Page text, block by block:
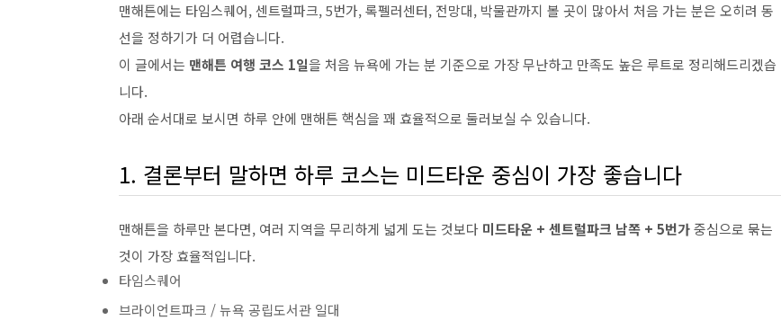
맨해튼에는 타임스퀘어, 센트럴파크, 5번가, 록펠러센터, 전망대, 박물관까지 볼 곳이 많아서 처음 가는 분은 오히려 동
선을 정하기가 더 어렵습니다.
이 글에서는 맨해튼 여행 코스 1일을 처음 뉴욕에 가는 분 기준으로 가장 무난하고 만족도 높은 루트로 정리해드리겠습
니다.
아래 순서대로 보시면 하루 안에 맨해튼 핵심을 꽤 효율적으로 둘러보실 수 있습니다.
1. 결론부터 말하면 하루 코스는 미드타운 중심이 가장 좋습니다
맨해튼을 하루만 본다면, 여러 지역을 무리하게 넓게 도는 것보다 미드타운 + 센트럴파크 남쪽 + 5번가중심으로 묶는
것이 가장 효율적입니다.
타임스퀘어
브라이언트파크 / 뉴욕 공립도서관 일대